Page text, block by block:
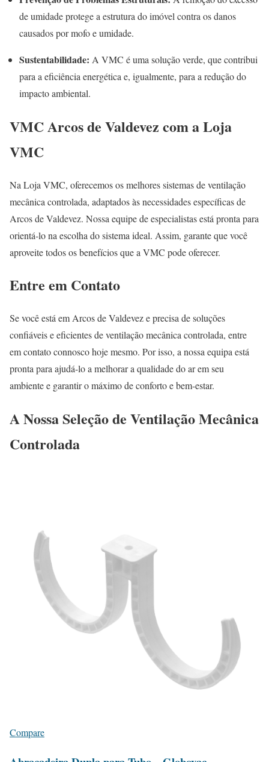
de umidade protege a estrutura do imóvel contra os danos
causados por mofo e umidade.
Sustentabilidade: A VMC é uma solução verde, que contribui
para a eficiência energética e, igualmente, para a redução do
impacto ambiental.
VMC Arcos de Valdevez com a Loja
VMC
Na Loja VMC, oferecemos os melhores sistemas de ventilação
mecânica controlada, adaptados às necessidades específicas de
Arcos de Valdevez. Nossa equipe de especialistas está pronta para
orientá-lo na escolha do sistema ideal. Assim, garante que você
aproveite todos os benefícios que a VMC pode oferecer.
Entre em Contato
Se você está em Arcos de Valdevez e precisa de soluções
confiáveis e eficientes de ventilação mecânica controlada, entre
em contato connosco hoje mesmo. Por isso, a nossa equipa está
pronta para ajudá-lo a melhorar a qualidade do ar em seu
ambiente e garantir o máximo de conforto e bem-estar.
A Nossa Seleção de Ventilação Mecânica
Controlada
Compare